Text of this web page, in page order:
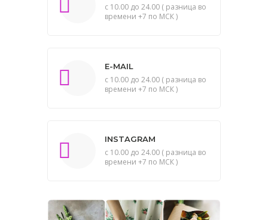
с 10.00 до 24.00 ( разница во
времени +7 по МСК )
E-MAIL
с 10.00 до 24.00 ( разница во
времени +7 по МСК )
INSTAGRAM
с 10.00 до 24.00 ( разница во
времени +7 по МСК )